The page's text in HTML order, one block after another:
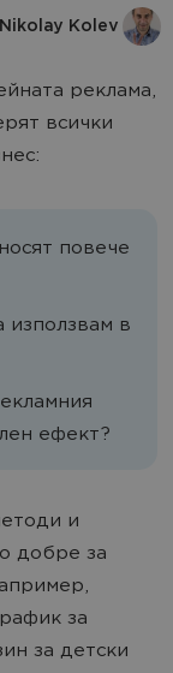
Nikolay Kolev
реклама,
всички
повече
използвам в
ефект?
и
добре за
за
за детски